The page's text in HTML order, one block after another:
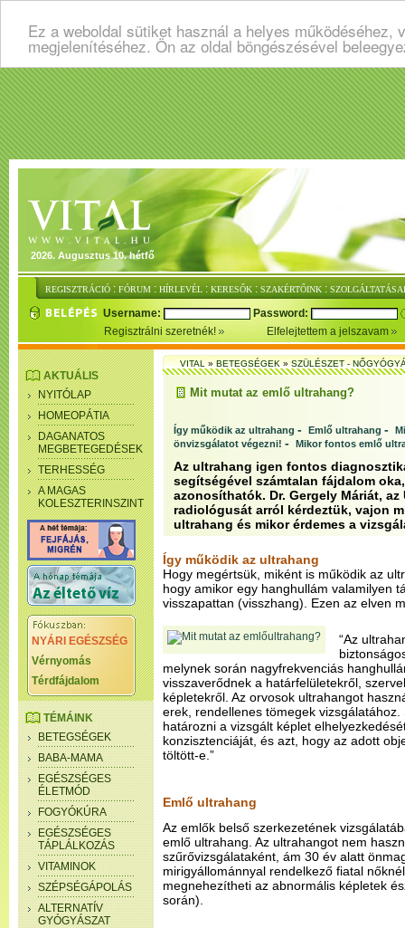
Ez a weboldal sütiket használ a helyes
megjelenítéséhez. Ön az oldal böngészésével
2026. Augusztus 10. hétfő
REGISZTRÁCIÓ : FÓRUM : HÍRLEVÉL : KERESŐK : SZAKÉRTŐINK :
Username:
Password:
Regisztrálni szeretnék!
Elfelejtettem a jelszavam
AKTUÁLIS
NYITÓLAP
HOMEOPÁTIA
DAGANATOS
MEGBETEGEDÉSEK
TERHESSÉG
A MAGAS
KOLESZTERINSZINT
NYÁRI EGÉSZSÉG
Vérnyomás
Térdfájdalom
TÉMÁINK
BETEGSÉGEK
BABA-MAMA
EGÉSZSÉGES
ÉLETMÓD
FOGYÓKÚRA
EGÉSZSÉGES
TÁPLÁLKOZÁS
VITAMINOK
SZÉPSÉGÁPOLÁS
ALTERNATÍV
GYÓGYÁSZAT
VITAL»BETEGSÉGEK»SZÜLÉSZET -
Mit mutat az emlő ultrahang?
Így működik az ultrahang - Emlő ultrahang -
önvizsgálatot végezni! - Mikor fontos emlő
Az ultrahang igen fontos
segítségével számtalan fájdalom
azonosíthatók. Dr. Gergely Máriát,
radiológusát arról kérdeztük, vajon
ultrahang és mikor érdemes a
Így működik az ultrahang
Hogy megértsük, miként is működik az
hogy amikor egy hanghullám valamilyen
visszapattan (visszhang). Ezen az elven
“Az
melynek során nagyfrekvenciás
visszaverődnek a határfelületekről,
képletekről. Az orvosok ultrahangot
erek, rendellenes tömegek
határozni a vizsgált képlet
konzisztenciáját, és azt, hogy az adott
töltött-e.”
Emlő ultrahang
Az emlők belső szerkezetének
emlő ultrahang. Az ultrahangot nem
szűrővizsgálataként, ám 30 év alatt
mirigyállománnyal rendelkező fiatal
megnehezítheti az abnormális képletek
során).